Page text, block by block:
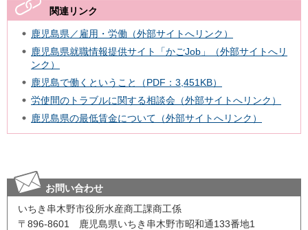
関連リンク
鹿児島県／雇用・労働（外部サイトへリンク）
鹿児島県就職情報提供サイト「かごJob」（外部サイトへリ
ンク）
鹿児島で働くということ（PDF：3,451KB）
労使間のトラブルに関する相談会（外部サイトへリンク）
鹿児島県の最低賃金について（外部サイトへリンク）
お問い合わせ
いちき串木野市役所水産商工課商工係
〒896-8601 鹿児島県いちき串木野市昭和通133番地1